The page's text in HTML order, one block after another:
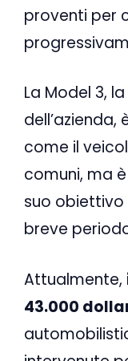
proventi per
La Model 3,
come il
comuni, ma
suo obiettivo
breve
Attualmente,
43.000